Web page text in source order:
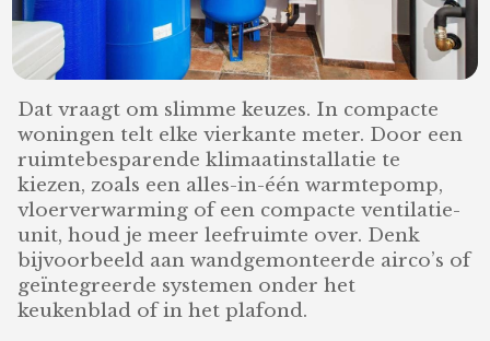
Dat vraagt om slimme keuzes. In compacte
woningen telt elke vierkante meter. Door een
ruimtebesparende klimaatinstallatie te
kiezen, zoals een alles-in-één warmtepomp,
vloerverwarming of een compacte ventilatie-
unit, houd je meer leefruimte over. Denk
bijvoorbeeld aan wandgemonteerde airco’s of
geïntegreerde systemen onder het
keukenblad of in het plafond.